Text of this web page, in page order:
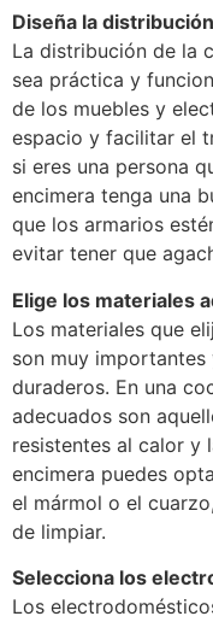
Diseña la
La distribución de la
sea práctica y
de los muebles y
espacio y facilitar el
si eres una persona
encimera tenga una
que los armarios
evitar tener que
Elige los materiales
Los materiales que
son muy importantes
duraderos. En una
adecuados son
resistentes al calor y
encimera puedes
el mármol o el
de limpiar.
Selecciona los
Los